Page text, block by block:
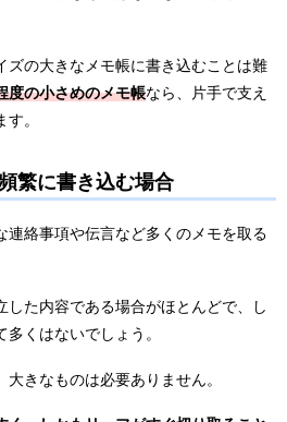
ズの大きなメモ帳に書き込むことは難
度の小さめのメモ帳なら、片手で支え
。
繁に書き込む場合
連絡事項や伝言など多くのメモを取る
した内容である場合がほとんどで、し
くはないでしょう。
きなものは必要ありません。